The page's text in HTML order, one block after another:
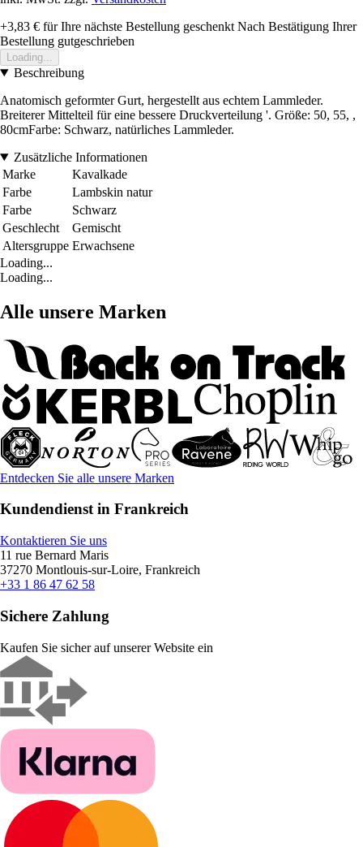
+3,83 € für Ihre nächste Bestellung geschenkt Nach Bestätigung Ihrer
Bestellung gutgeschrieben
Loading...
Beschreibung
Anatomisch geformter Gurt, hergestellt aus echtem Lammleder.
Breiterer Mittelteil für eine bessere Druckverteilung '. Größe: 50, 55, ,
80cmFarbe: Schwarz, natürliches Lammleder.
Zusätzliche Informationen
Marke
Kavalkade
Farbe
Lambskin natur
Farbe
Schwarz
Geschlecht
Gemischt
Altersgruppe Erwachsene
Loading...
Loading...
Alle unsere Marken
Entdecken Sie alle unsere Marken
Kundendienst in Frankreich
Kontaktieren Sie uns
11 rue Bernard Maris
37270 Montlouis-sur-Loire, Frankreich
+33 1 86 47 62 58
Sichere Zahlung
Kaufen Sie sicher auf unserer Website ein